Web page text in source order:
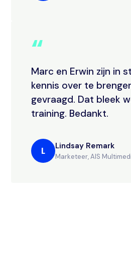
“
Marc en Erwin zijn in
kennis over te
gevraagd. Dat bleek
training. Bedankt.
L Lindsay Remark
Marketeer, AIS